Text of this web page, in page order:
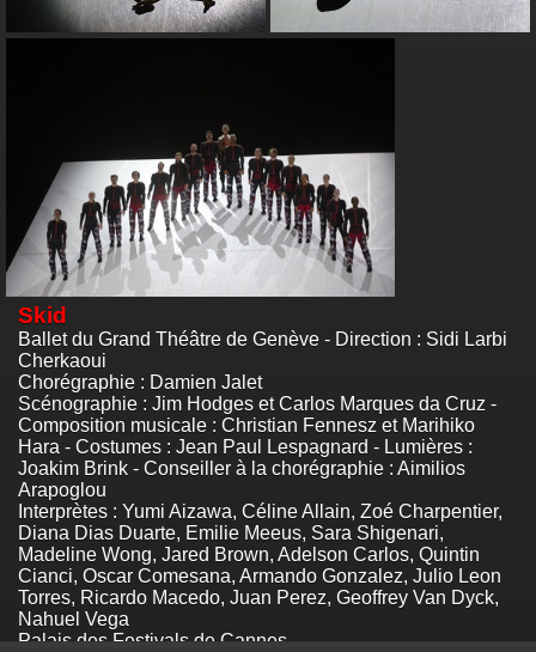
Skid
Ballet du Grand Théâtre de Genève - Direction : Sidi Larbi
Cherkaoui
Chorégraphie : Damien Jalet
Scénographie : Jim Hodges et Carlos Marques da Cruz -
Composition musicale : Christian Fennesz et Marihiko
Hara - Costumes : Jean Paul Lespagnard - Lumières :
Joakim Brink - Conseiller à la chorégraphie : Aimilios
Arapoglou
Interprètes : Yumi Aizawa, Céline Allain, Zoé Charpentier,
Diana Dias Duarte, Emilie Meeus, Sara Shigenari,
Madeline Wong, Jared Brown, Adelson Carlos, Quintin
Cianci, Oscar Comesana, Armando Gonzalez, Julio Leon
Torres, Ricardo Macedo, Juan Perez, Geoffrey Van Dyck,
Nahuel Vega
Palais des Festivals de Cannes